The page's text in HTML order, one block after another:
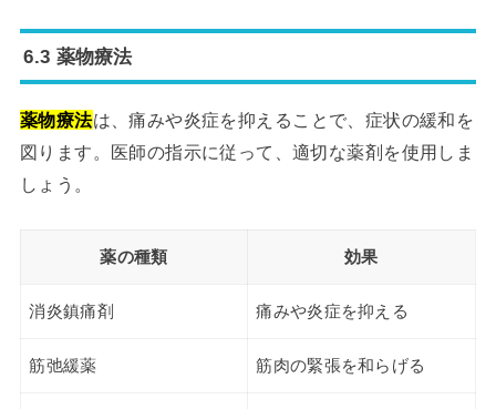
6.3 薬物療法
薬物療法は、痛みや炎症を抑えることで、症状の緩和を
図ります。医師の指示に従って、適切な薬剤を使用しま
しょう。
薬の種類 効果
消炎鎮痛剤 痛みや炎症を抑える
筋弛緩薬 筋肉の緊張を和らげる